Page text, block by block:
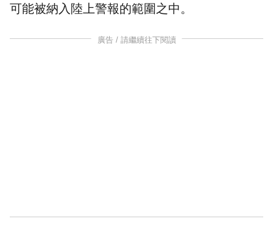
可能被納入陸上警報的範圍之中。
廣告 / 請繼續往下閱讀